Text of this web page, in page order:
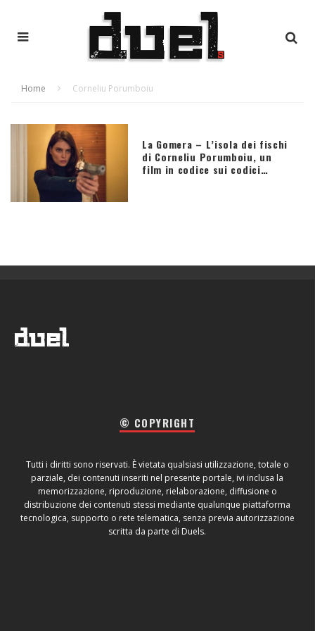
Home Corneliu Porumboiu
La Gomera – L’isola dei fischi
di Corneliu Porumboiu, un
film in codice sui codici…
© COPYRIGHT
Tutti i diritti sono riservati. È vietata qualsiasi utilizzazione, totale o
parziale, dei contenuti inseriti nel presente portale, ivi inclusa la
memorizzazione, riproduzione, rielaborazione, diffusione o
distribuzione dei contenuti stessi mediante qualunque piattaforma
tecnologica, supporto o rete telematica, senza previa autorizzazione
scritta da parte di Duels.